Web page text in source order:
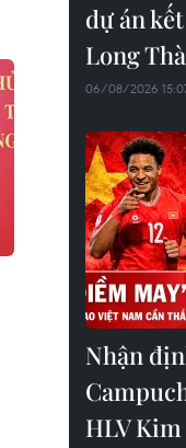
dự án
Long
06/08/2026
Nhận
HLV